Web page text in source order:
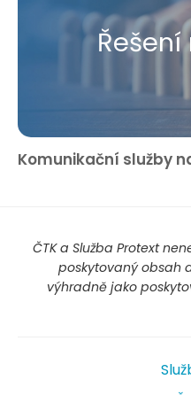
Komunikační služby
ČTK a Služba Protext
poskytovaný obsah
výhradně jako